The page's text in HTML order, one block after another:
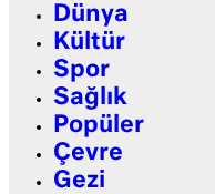
Dünya
Kültür
Spor
Sağlık
Popüler
Çevre
Gezi